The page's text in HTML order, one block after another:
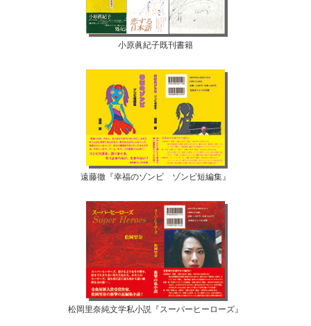
小原眞紀子既刊書籍
遠藤徹『幸福のゾンビ ゾンビ短編集』
松岡里奈純文学私小説『スーパーヒーローズ』